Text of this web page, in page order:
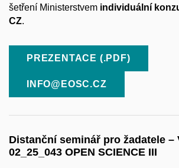
šetření Ministerstvem individuální
CZ.
PREZENTACE (.PDF)
INFO@EOSC.CZ
Distanční seminář pro žadatele –
02_25_043 OPEN SCIENCE III